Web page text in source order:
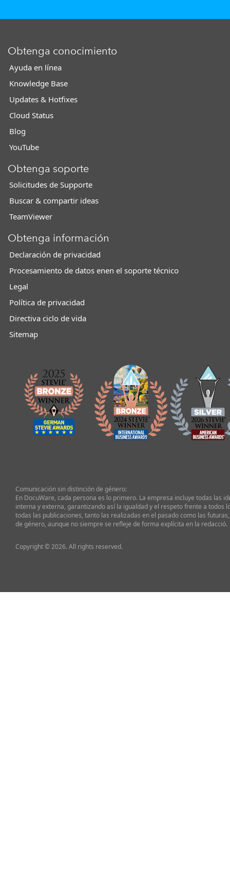
Obtenga conocimiento
Ayuda en línea
Knowledge Base
Updates & Hotfixes
Cloud Status
Blog
YouTube
Obtenga soporte
Solicitudes de Supporte
Buscar & compartir ideas
TeamViewer
Obtenga información
Declaración de privacidad
Procesamiento de datos enen el soporte técnico
Legal
Política de privacidad
Directiva ciclo de vida
Sitemap
Comunicación sin distinción de género:
En DocuWare, cada persona es lo primero. La empresa incluye todas las
interna y externa, garantizando así la igualdad y el respeto frente a todos
todas las publicaciones, tanto las realizadas en el pasado como las
de género, aunque no siempre se refleje de forma explícita en la redacció.
Copyright © 2026. All rights reserved.